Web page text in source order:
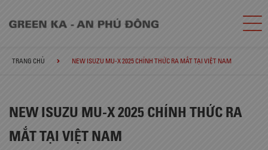
TRANG CHỦ NEW ISUZU MU-X 2025 CHÍNH THỨC RA MẮT TẠI VIỆT NAM
NEW ISUZU MU-X 2025 CHÍNH THỨC RA
MẮT TẠI VIỆT NAM